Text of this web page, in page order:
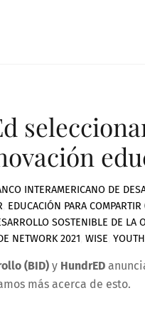
INTERAMERICANO DE
EDUCACIÓN PARA COMPARTIR
SOSTENIBLE DE
NETWORK 2021 WISE
(BID) y HundrED
más acerca de esto.